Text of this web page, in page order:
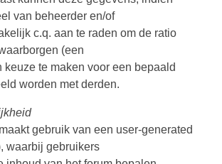
van beheerder en/of
c.q. aan te raden om de ratio
(een
keuze te maken voor een bepaald
worden met derden.
gebruik van een user-generated
waarbij gebruikers